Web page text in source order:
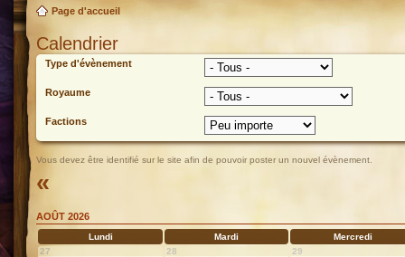
Page d'accueil
Calendrier
Type d'évènement
Royaume
Factions
Vous devez être identifié sur le site afin de pouvoir poster un nouvel évènement.
«
AOÛT 2026
Lundi Mardi
Mercredi
27
28 29